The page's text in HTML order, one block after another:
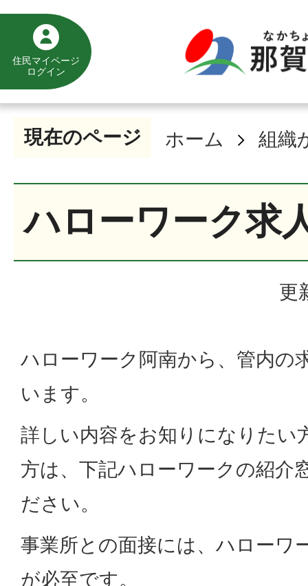
住民マイページ
ログイン
現在のページ ホーム 組織
ハローワーク求
更
ハローワーク阿南から、管内の
います。
詳しい内容をお知りになりたい
方は、下記ハローワークの紹介
ださい。
事業所との面接には、ハローワ
が必至です。